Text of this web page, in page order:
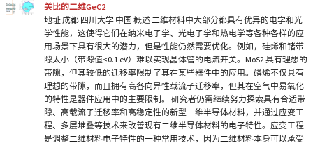
关比的二维GeC2
地址 成都 四川大学 中国 概述 二维材料中大部分都具有优异的电学和光
学性能，这使得它们在纳米电子学、光电子学和热电学等各种各样的应
用场景下具有很大的潜力，但是性能仍然需要优化。例如，硅烯和锗带
隙太小（带隙值<0.1 eV）难以实现晶体管的电流开关。MoS2 具有理想的
带隙，但其较低的迁移率限制了其在某些器件中的应用。磷烯不仅具有
理想的带隙，而且拥有高各向异性载流子迁移率，但其在空气中易氧化
的特性是器件应用中的主要限制。 研究者仍需继续努力探索具有合适带
隙、高载流子迁移率和高稳定性的新型二维半导体材料，并通过应变工
程、多层堆叠等技术来改善现有二维半导体材料的电子特性。应变工程
是调整二维材料电子特性的一种常用技术，因为二维材料本身可以承受